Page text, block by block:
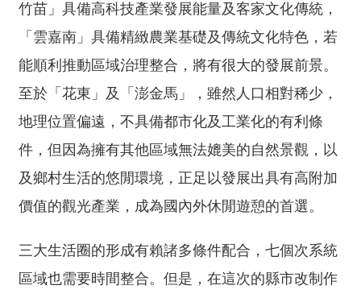
告
保
有
管
理
人
料
竹苗」具備高科技產業發展能量及客家文化傳統，
「雲嘉南」具備精緻農業基礎及傳統文化特色，若
能順利推動區域治理整合，將有很大的發展前景。
至於「花東」及「澎金馬」，雖然人口相對稀少，
地理位置偏遠，不具備都市化及工業化的有利條
件，但因為擁有其他區域無法媲美的自然景觀，以
及鄉村生活的悠閒環境，正足以發展出具有高附加
價值的觀光產業，成為國內外休閒遊憩的首選。
三大生活圈的形成有賴諸多條件配合，七個次系統
區域也需要時間整合。但是，在這次的縣市改制作